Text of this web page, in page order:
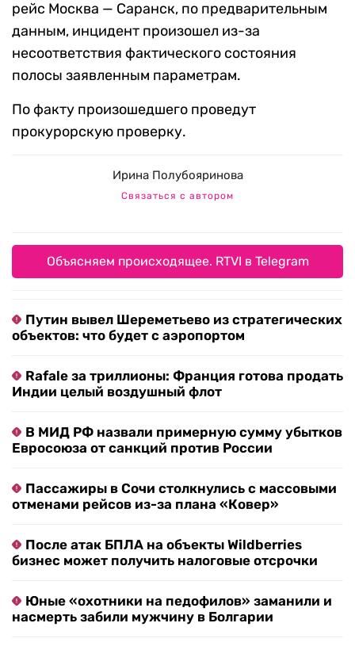
рейс Москва — Саранск, по предварительным
данным, инцидент произошел из-за
несоответствия фактического состояния
полосы заявленным параметрам.
По факту произошедшего проведут
прокурорскую проверку.
Ирина Полубояринова
Связаться с автором
Объясняем происходящее. RTVI в Telegram
Путин вывел Шереметьево из стратегических
объектов: что будет с аэропортом
Rafale за триллионы: Франция готова продать
Индии целый воздушный флот
В МИД РФ назвали примерную сумму убытков
Евросоюза от санкций против России
Пассажиры в Сочи столкнулись с массовыми
отменами рейсов из-за плана «Ковер»
После атак БПЛА на объекты Wildberries
бизнес может получить налоговые отсрочки
Юные «охотники на педофилов» заманили и
насмерть забили мужчину в Болгарии